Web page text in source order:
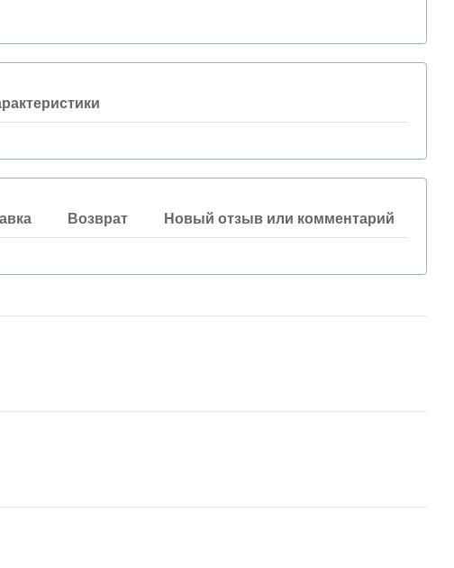
Возврат Новый отзыв или комментарий